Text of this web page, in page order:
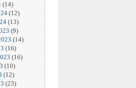
(14)
(12)
(13)
(9)
(14)
(16)
(16)
(10)
(12)
(23)